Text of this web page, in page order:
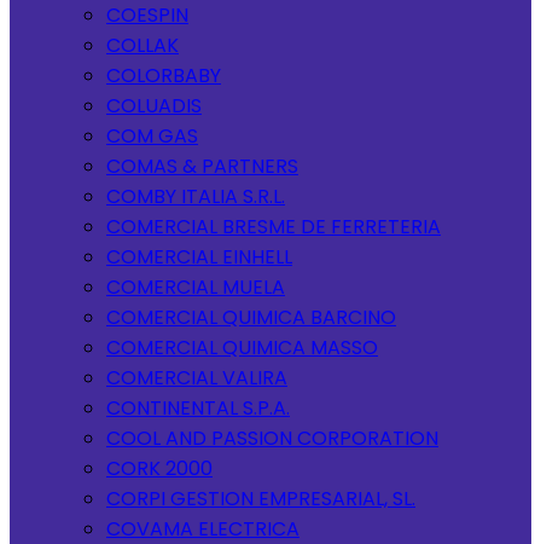
COESPIN
COLLAK
COLORBABY
COLUADIS
COM GAS
COMAS & PARTNERS
COMBY ITALIA S.R.L.
COMERCIAL BRESME DE FERRETERIA
COMERCIAL EINHELL
COMERCIAL MUELA
COMERCIAL QUIMICA BARCINO
COMERCIAL QUIMICA MASSO
COMERCIAL VALIRA
CONTINENTAL S.P.A.
COOL AND PASSION CORPORATION
CORK 2000
CORPI GESTION EMPRESARIAL, SL.
COVAMA ELECTRICA